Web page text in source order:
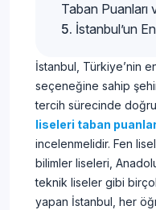
Taban Puanları
İstanbul’un
İstanbul, Türkiye’nin
seçeneğine sahip
tercih sürecinde
liseleri taban
incelenmelidir. Fen
bilimler liseleri,
teknik liseler gibi
yapan İstanbul, her